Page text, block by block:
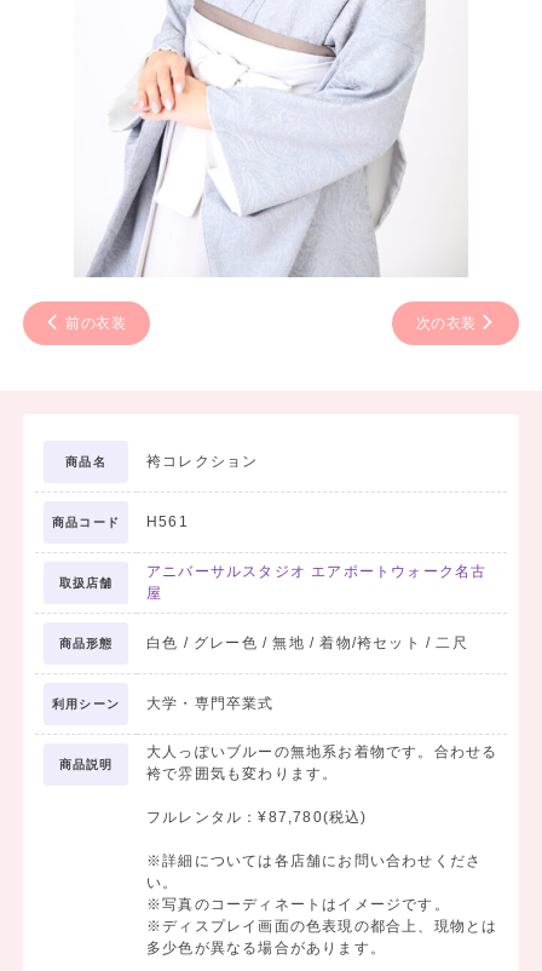
前の衣装 次の衣装
商品名 袴コレクション
商品コード H561
取扱店舗
アニバーサルスタジオ エアポートウォーク名古
屋
商品形態 白色 / グレー色 / 無地 / 着物/袴セット / 二尺
利用シーン 大学・専門卒業式
商品説明
大人っぽいブルーの無地系お着物です。合わせる
袴で雰囲気も変わります。
フルレンタル：¥87,780(税込)
※詳細については各店舗にお問い合わせくださ
い。
※写真のコーディネートはイメージです。
※ディスプレイ画面の色表現の都合上、現物とは
多少色が異なる場合があります。